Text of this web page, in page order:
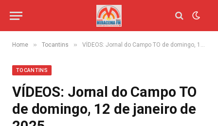
Home » Tocantins » VÍDEOS: Jornal do Campo TO de domingo, 12 de janeiro de 2025
TOCANTINS
VÍDEOS: Jornal do Campo TO
de domingo, 12 de janeiro de